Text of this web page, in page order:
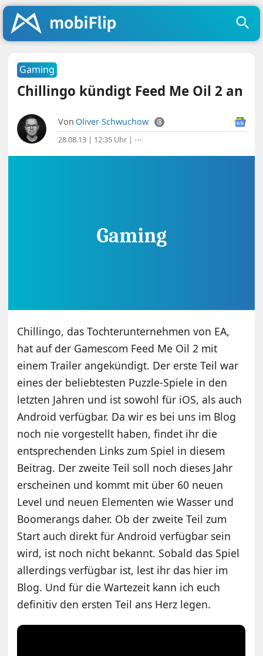
Gaming
Chillingo kündigt Feed Me Oil 2 an
Von Oliver Schwuchow
28.08.13 | 12:35 Uhr | ⋯
Chillingo, das Tochterunternehmen von EA,
hat auf der Gamescom Feed Me Oil 2 mit
einem Trailer angekündigt. Der erste Teil war
eines der beliebtesten Puzzle-Spiele in den
letzten Jahren und ist sowohl für iOS, als auch
Android verfügbar. Da wir es bei uns im Blog
noch nie vorgestellt haben, findet ihr die
entsprechenden Links zum Spiel in diesem
Beitrag. Der zweite Teil soll noch dieses Jahr
erscheinen und kommt mit über 60 neuen
Level und neuen Elementen wie Wasser und
Boomerangs daher. Ob der zweite Teil zum
Start auch direkt für Android verfügbar sein
wird, ist noch nicht bekannt. Sobald das Spiel
allerdings verfügbar ist, lest ihr das hier im
Blog. Und für die Wartezeit kann ich euch
definitiv den ersten Teil ans Herz legen.